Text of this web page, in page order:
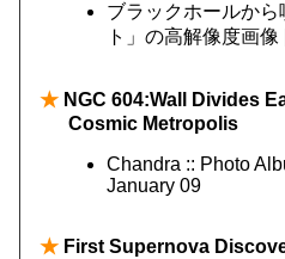
ブラックホールか
ト」の高解像度画
★ NGC 604:Wall Divides
Cosmic Metropolis
Chandra :: Photo
January 09
★ First Supernova